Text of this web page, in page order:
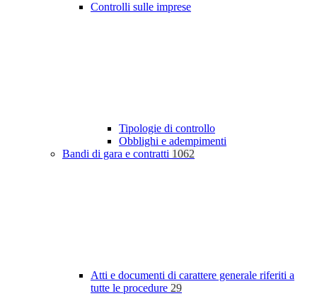
Controlli sulle imprese
Tipologie di controllo
Obblighi e adempimenti
Bandi di gara e contratti 1062
Atti e documenti di carattere generale riferiti a
tutte le procedure 29